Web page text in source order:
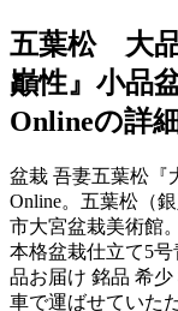
五葉松 大品
巓性』小品
Onlineの詳
盆栽 吾妻五葉松『
Online。五葉松（
市大宮盆栽美術館
本格盆栽仕立て5
品お届け 銘品 希
車で運ばせていた